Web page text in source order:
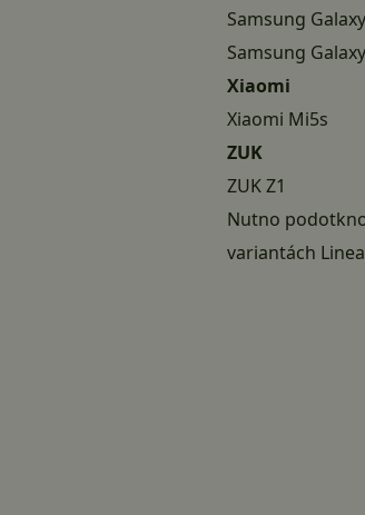
Samsung
Samsung
Xiaomi
Xiaomi Mi5s
ZUK
ZUK Z1
Nutno
variantách